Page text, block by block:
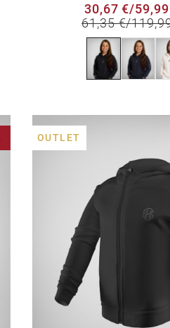
30,67 €/
61,35 €/
OUTLET